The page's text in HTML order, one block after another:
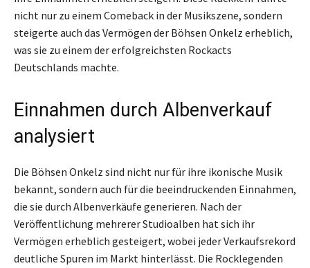
nicht nur zu einem Comeback in der Musikszene, sondern
steigerte auch das Vermögen der Böhsen Onkelz erheblich,
was sie zu einem der erfolgreichsten Rockacts
Deutschlands machte.
Einnahmen durch Albenverkauf
analysiert
Die Böhsen Onkelz sind nicht nur für ihre ikonische Musik
bekannt, sondern auch für die beeindruckenden Einnahmen,
die sie durch Albenverkäufe generieren. Nach der
Veröffentlichung mehrerer Studioalben hat sich ihr
Vermögen erheblich gesteigert, wobei jeder Verkaufsrekord
deutliche Spuren im Markt hinterlässt. Die Rocklegenden